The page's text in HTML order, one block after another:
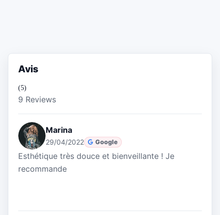
Avis
(5)
9 Reviews
Marina
29/04/2022 Google
Esthétique très douce et bienveillante ! Je
recommande